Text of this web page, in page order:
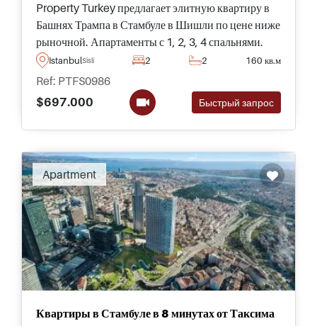
Property Turkey предлагает элитную квартиру в
Башнях Трампа в Стамбуле в Шишли по цене ниже
рыночной. Апартаменты с 1, 2, 3, 4 спальнями.
Свяжитесь с нами сегодня + 44 (0) 20 8371 0059,
чтобы обговорить последние цены и наличие.
IstanbulSisli 2 2 160 кв.м
Ref: PTFS0986
$697.000
Быстрый запрос
Apartment
Квартиры в Стамбуле в 8 минутах от Таксима